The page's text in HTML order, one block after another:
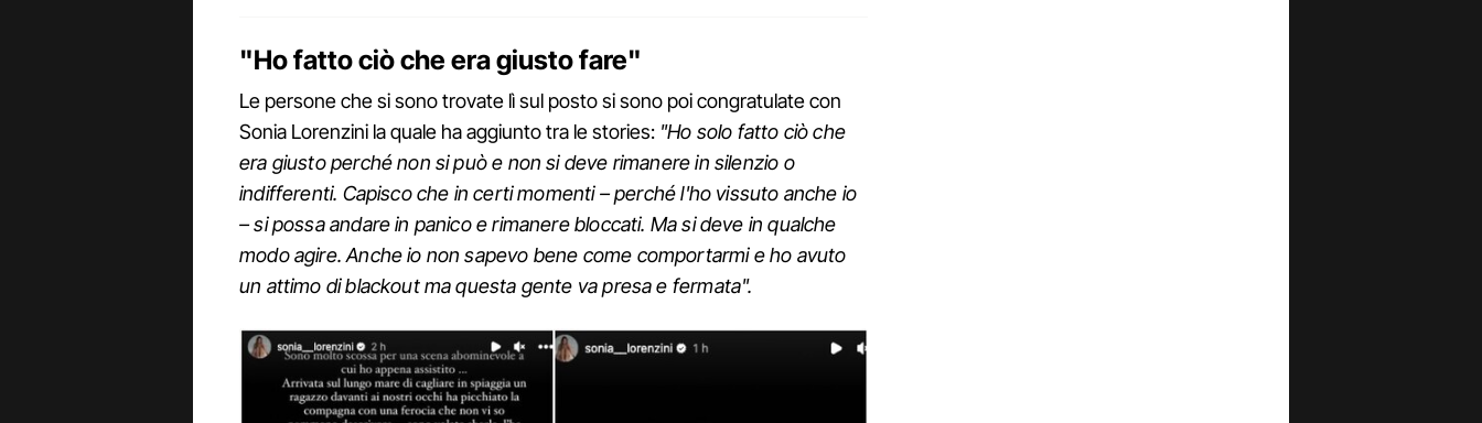
"Ho fatto ciò che era giusto fare"
Le persone che si sono trovate lì sul posto si sono poi congratulate con
Sonia Lorenzini la quale ha aggiunto tra le stories: "Ho solo fatto ciò che
era giusto perché non si può e non si deve rimanere in silenzio o
indifferenti. Capisco che in certi momenti – perché l'ho vissuto anche io
– si possa andare in panico e rimanere bloccati. Ma si deve in qualche
modo agire. Anche io non sapevo bene come comportarmi e ho avuto
un attimo di blackout ma questa gente va presa e fermata".